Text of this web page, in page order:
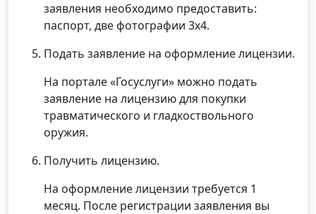
заявления необходимо предоставить:
паспорт, две фотографии 3х4.
Подать заявление на оформление лицензии.
На портале «Госуслуги» можно подать
заявление на лицензию для покупки
травматического и гладкоствольного
оружия.
Получить лицензию.
На оформление лицензии требуется 1
месяц. После регистрации заявления вы